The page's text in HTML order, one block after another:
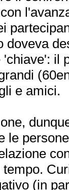
doveva
il
e amici.
le
(in